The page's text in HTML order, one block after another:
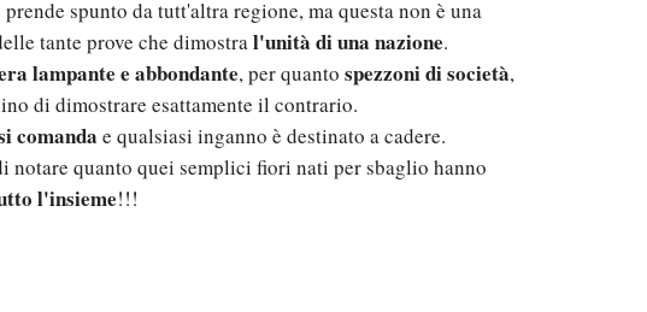
spunto da tutt'altra regione, ma questa non è una
tante prove che dimostral'unità di una nazione.
lampante e abbondante, per quanto spezzoni di società,
di dimostrare esattamente il contrario.
comanda e qualsiasi inganno è destinato a cadere.
notare quanto quei semplici fiori nati per sbaglio hanno
l'insieme!!!